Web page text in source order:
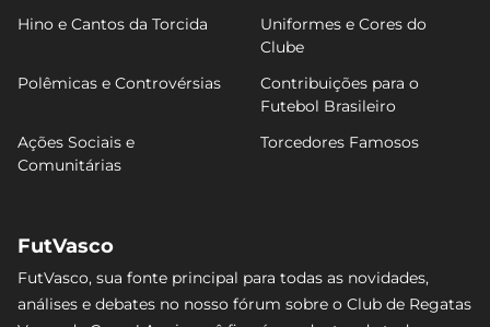
Hino e Cantos da Torcida
Uniformes e Cores do
Clube
Polêmicas e Controvérsias
Contribuições para o
Futebol Brasileiro
Ações Sociais e
Comunitárias
Torcedores Famosos
FutVasco
FutVasco, sua fonte principal para todas as novidades,
análises e debates no nosso fórum sobre o Club de Regatas